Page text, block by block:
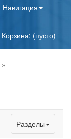
Toggle
Навигация
Корзина: (пусто)
»
Toggle
navigation
Разделы